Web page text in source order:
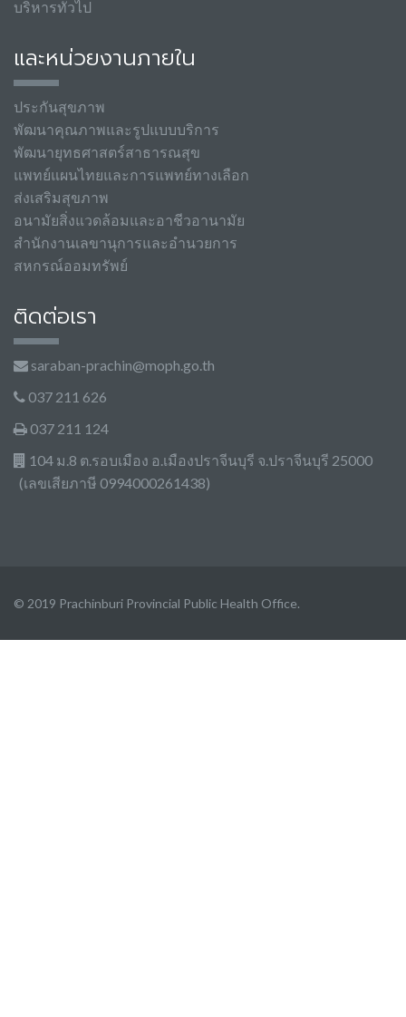
บริหารทั่วไป
และหน่วยงานภายใน
ประกันสุขภาพ
พัฒนาคุณภาพและรูปแบบบริการ
พัฒนายุทธศาสตร์สาธารณสุข
แพทย์แผนไทยและการแพทย์ทางเลือก
ส่งเสริมสุขภาพ
อนามัยสิ่งแวดล้อมและอาชีวอานามัย
สำนักงานเลขานุการและอำนวยการ
สหกรณ์ออมทรัพย์
ติดต่อเรา
saraban-prachin@moph.go.th
037 211 626
037 211 124
104 ม.8 ต.รอบเมือง อ.เมืองปราจีนบุรี จ.ปราจีนบุรี 25000
(เลขเสียภาษี 0994000261438)
© 2019 Prachinburi Provincial Public Health Office.